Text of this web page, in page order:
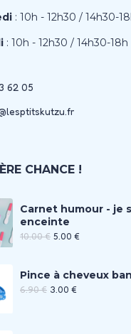
: 10h - 12h30 / 14h30-
: 10h - 12h30 / 14h30-18h
62 05
CHANCE !
Carnet humour - je
enceinte
10.00€ 5.00 €
Pince à cheveux
6.90€ 3.00 €